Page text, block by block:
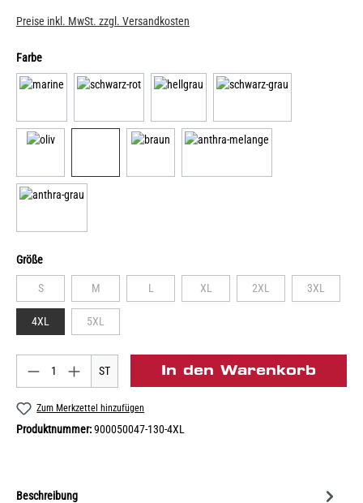
Preise inkl. MwSt. zzgl. Versandkosten
Farbe
Größe
S M L XL 2XL 3XL
4XL 5XL
ST In den Warenkorb
Zum Merkzettel hinzufügen
Produktnummer:900050047-130-4XL
Beschreibung